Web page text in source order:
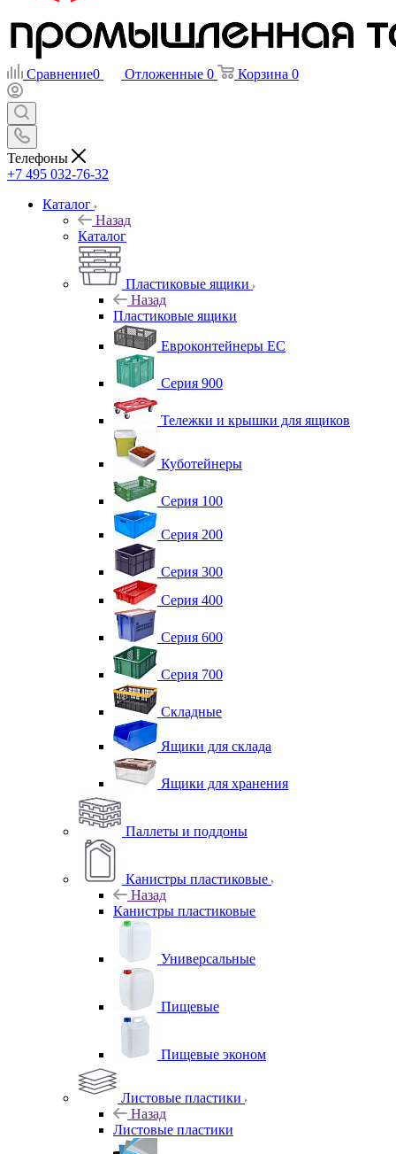
Сравнение0 Отложенные 0 Корзина 0
Телефоны
+7 495 032-76-32
Каталог
Назад
Каталог
Пластиковые ящики
Назад
Пластиковые ящики
Евроконтейнеры ЕС
Серия 900
Тележки и крышки для ящиков
Куботейнеры
Серия 100
Серия 200
Серия 300
Серия 400
Серия 600
Серия 700
Складные
Ящики для склада
Ящики для хранения
Паллеты и поддоны
Канистры пластиковые
Назад
Канистры пластиковые
Универсальные
Пищевые
Пищевые эконом
Листовые пластики
Назад
Листовые пластики